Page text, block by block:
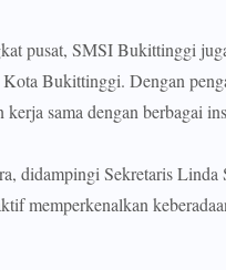
pusat, SMSI Bukittinggi
Bukittinggi. Dengan
sama dengan berbagai
didampingi Sekretaris Linda
memperkenalkan